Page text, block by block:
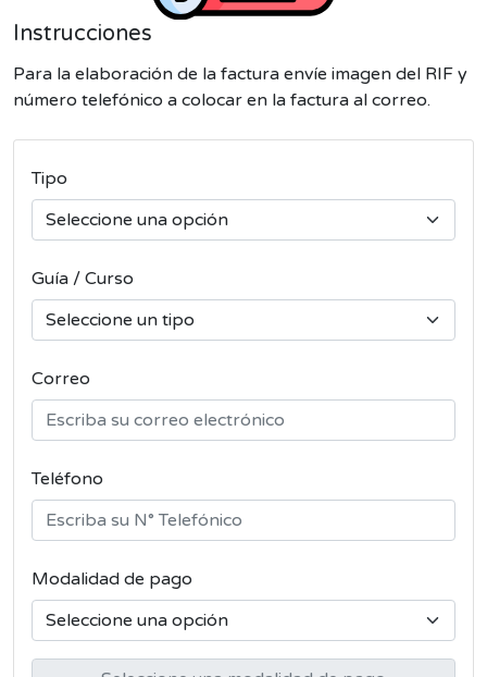
Instrucciones
Para la elaboración de la factura envíe imagen del RIF y
número telefónico a colocar en la factura al correo.
Tipo
Guía / Curso
Correo
Teléfono
Modalidad de pago